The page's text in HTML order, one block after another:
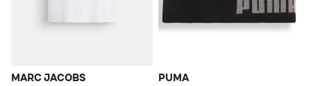
MARC JACOBS PUMA